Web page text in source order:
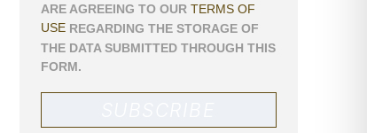
ARE AGREEING TO OUR TERMS OF
USEREGARDING THE STORAGE OF
THE DATA SUBMITTED THROUGH THIS
FORM.